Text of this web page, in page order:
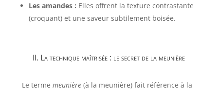
Les amandes : Elles offrent la texture contrastante
(croquant) et une saveur subtilement boisée.
II. La technique maîtrisée : le secret de la meunière
Le terme meunière(à la meunière) fait référence à la